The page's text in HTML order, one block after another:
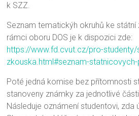
k SZZ.
Seznam tematickýh okruhů ke
rámci oboru DOS je k dispozici zde:
https://www.fd.cvut.cz/pro-
zkouska.html#seznam-
Poté jedná komise bez přítomnosti
stanoveny známky za jednotlivé
Následuje oznámení studentovi, zda